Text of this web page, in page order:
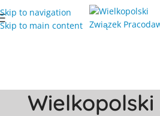
Skip to navigation
Skip to main content
Wielkopolski